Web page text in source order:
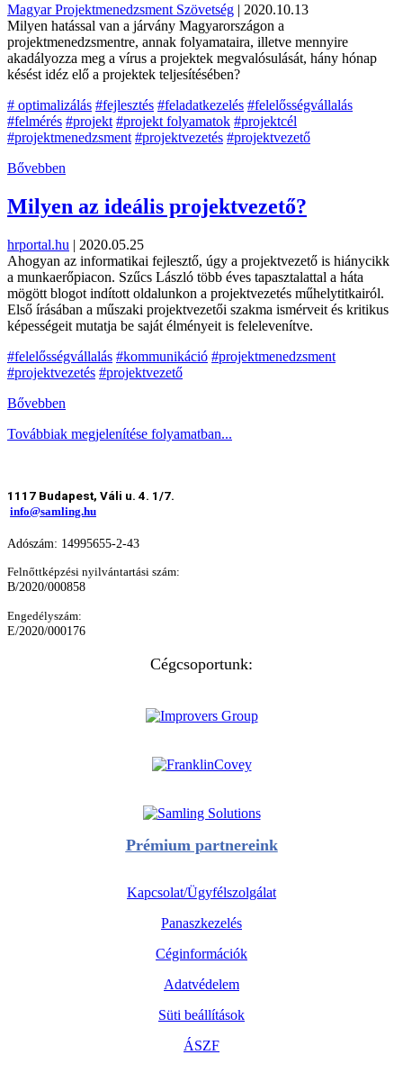
Magyar Projektmenedzsment Szövetség | 2020.10.13
Milyen hatással van a járvány Magyarországon a
projektmenedzsmentre, annak folyamataira, illetve mennyire
akadályozza meg a vírus a projektek megvalósulását, hány hónap
késést idéz elő a projektek teljesítésében?
# optimalizálás #fejlesztés #feladatkezelés #felelősségvállalás
#felmérés #projekt #projekt folyamatok #projektcél
#projektmenedzsment #projektvezetés #projektvezető
Bővebben
Milyen az ideális projektvezető?
hrportal.hu | 2020.05.25
Ahogyan az informatikai fejlesztő, úgy a projektvezető is hiánycikk
a munkaerőpiacon. Szűcs László több éves tapasztalattal a háta
mögött blogot indított oldalunkon a projektvezetés műhelytitkairól.
Első írásában a műszaki projektvezetői szakma ismérveit és kritikus
képességeit mutatja be saját élményeit is felelevenítve.
#felelősségvállalás #kommunikáció #projektmenedzsment
#projektvezetés #projektvezető
Bővebben
Továbbiak megjelenítése folyamatban...
1117 Budapest, Váli u. 4. 1/7.
info@samling.hu
Adószám: 14995655-2-43
Felnőttképzési nyilvántartási szám:
B/2020/000858
Engedélyszám:
E/2020/000176
Cégcsoportunk:
Prémium partnereink
Kapcsolat/Ügyfélszolgálat
Panaszkezelés
Céginformációk
Adatvédelem
Süti beállítások
ÁSZF